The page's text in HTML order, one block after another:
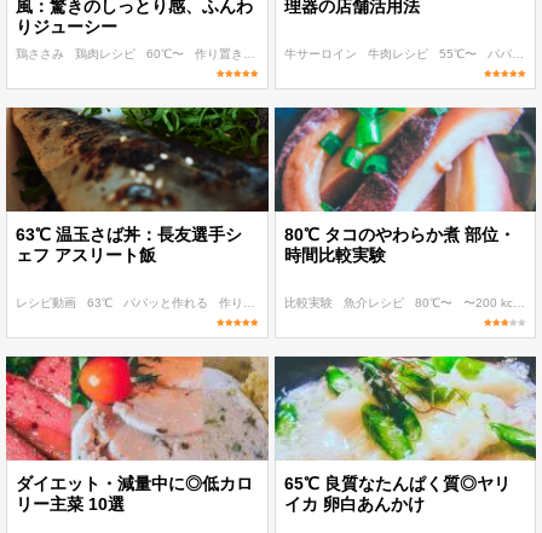
風：驚きのしっとり感、ふんわ
りジューシー
鶏ささみ 鶏肉レシピ 60℃〜 作り置き ボディメイク
理器の店舗活用法
牛サーロイン 牛肉レシピ 55℃〜 パパッと作れる
63℃ 温玉さば丼：長友選手シ
ェフ アスリート飯
レシピ動画 63℃ パパッと作れる 作り置き ボディメイク
80℃ タコのやわらか煮 部位・
時間比較実験
比較実験 魚介レシピ 80℃〜 〜200 kcal
ダイエット・減量中に◎低カロ
リー主菜 10選
65℃ 良質なたんぱく質◎ヤリ
イカ 卵白あんかけ